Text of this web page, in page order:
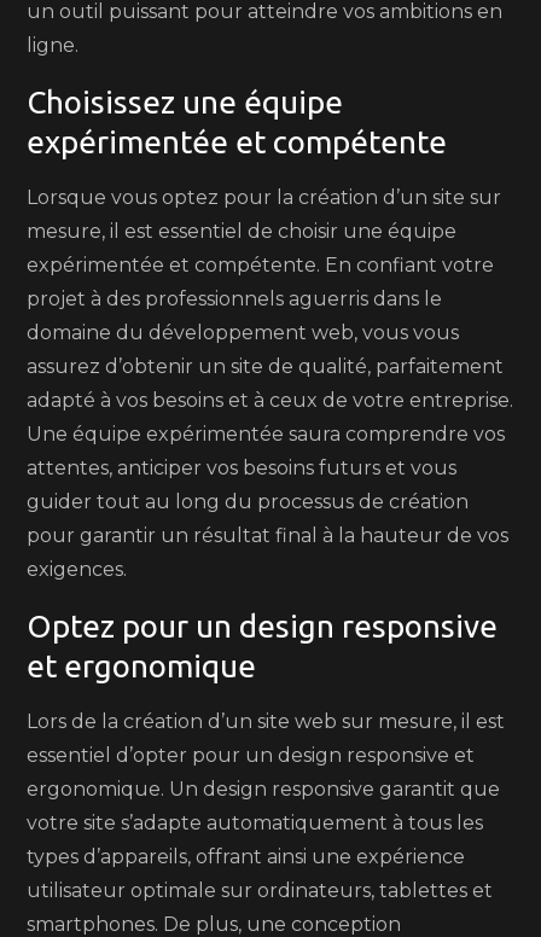
un outil puissant pour atteindre vos ambitions en
ligne.
Choisissez une équipe
expérimentée et compétente
Lorsque vous optez pour la création d’un site sur
mesure, il est essentiel de choisir une équipe
expérimentée et compétente. En confiant votre
projet à des professionnels aguerris dans le
domaine du développement web, vous vous
assurez d’obtenir un site de qualité, parfaitement
adapté à vos besoins et à ceux de votre entreprise.
Une équipe expérimentée saura comprendre vos
attentes, anticiper vos besoins futurs et vous
guider tout au long du processus de création
pour garantir un résultat final à la hauteur de vos
exigences.
Optez pour un design responsive
et ergonomique
Lors de la création d’un site web sur mesure, il est
essentiel d’opter pour un design responsive et
ergonomique. Un design responsive garantit que
votre site s’adapte automatiquement à tous les
types d’appareils, offrant ainsi une expérience
utilisateur optimale sur ordinateurs, tablettes et
smartphones. De plus, une conception